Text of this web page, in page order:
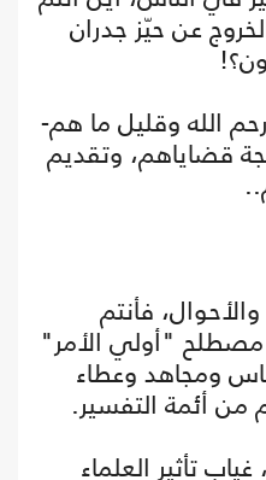
عن حيّز جدران
الله وقليل ما هم-
قضاياهم، وتقديم
فأنتم
"أولي الأمر"
ومجاهد وعطاء
أئمة التفسير.
تأثير العلماء